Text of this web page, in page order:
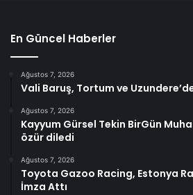
En Güncel Haberler
Ağustos 7, 2026
Vali Baruş, Tortum ve
Ağustos 7, 2026
Kayyum Gürsel Tekin BirGün
özür diledi
Ağustos 7, 2026
Toyota Gazoo Racing, Estonya
İmza Attı